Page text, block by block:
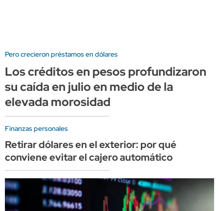
Pero crecieron préstamos en dólares
Los créditos en pesos profundizaron
su caída en julio en medio de la
elevada morosidad
Finanzas personales
Retirar dólares en el exterior: por qué
conviene evitar el cajero automático